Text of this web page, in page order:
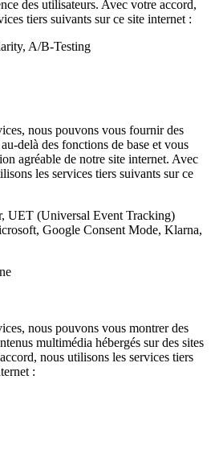
des utilisateurs. Avec votre accord,
tiers suivants sur ce site internet :
A/B-Testing
nous pouvons vous fournir des
delà des fonctions de base et vous
agréable de notre site internet. Avec
les services tiers suivants sur ce
UET (Universal Event Tracking)
Google Consent Mode, Klarna,
nous pouvons vous montrer des
multimédia hébergés sur des sites
nous utilisons les services tiers
: